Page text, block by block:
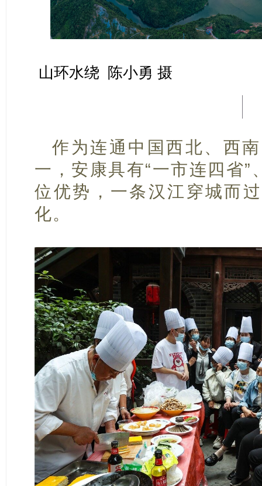
山环水绕 陈小勇 摄
作为连通中国西北、西
一，安康具有“一市连四省”
位优势，一条汉江穿城而
化。